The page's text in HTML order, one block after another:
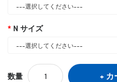
N サイズ
数量 カ